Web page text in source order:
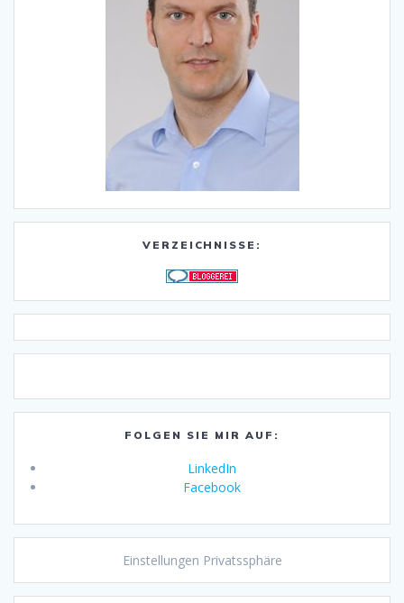
VERZEICHNISSE:
FOLGEN SIE MIR AUF:
LinkedIn
Facebook
Einstellungen Privatssphäre